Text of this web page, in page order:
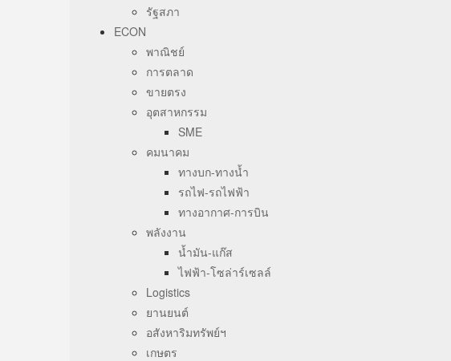
รัฐสภา
ECON
พาณิชย์
การตลาด
ขายตรง
อุตสาหกรรม
SME
คมนาคม
ทางบก-ทางน้ำ
รถไฟ-รถไฟฟ้า
ทางอากาศ-การบิน
พลังงาน
น้ำมัน-แก๊ส
ไฟฟ้า-โซล่าร์เซลล์
Logistics
ยานยนต์
อสังหาริมทรัพย์ฯ
เกษตร